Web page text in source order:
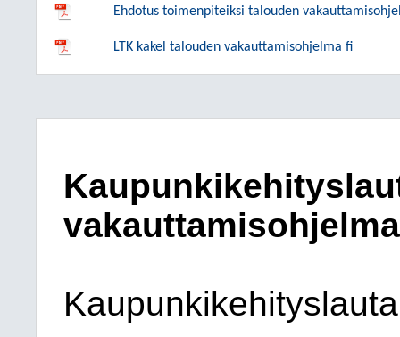
Ehdotus toimenpiteiksi talouden
LTK kakel talouden vakauttamisohjelma fi
vakauttamisohjelma